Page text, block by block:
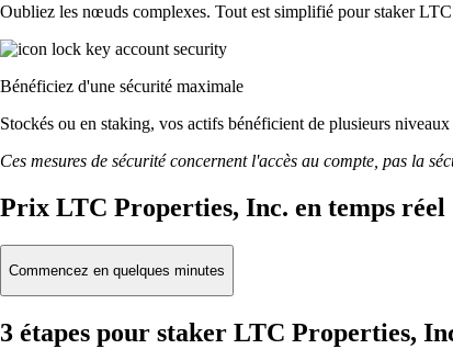
Oubliez les nœuds complexes. Tout est simplifié pour staker
Bénéficiez d'une sécurité maximale
Stockés ou en staking, vos actifs bénéficient de plusieurs
Ces mesures de sécurité concernent l'accès au compte, pas la
Prix LTC Properties, Inc. en temps réel
Commencez en quelques minutes
3 étapes pour staker LTC Properties,